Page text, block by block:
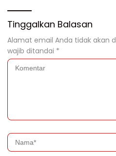
Tinggalkan Balasan
Alamat email Anda tidak akan
wajib ditandai *